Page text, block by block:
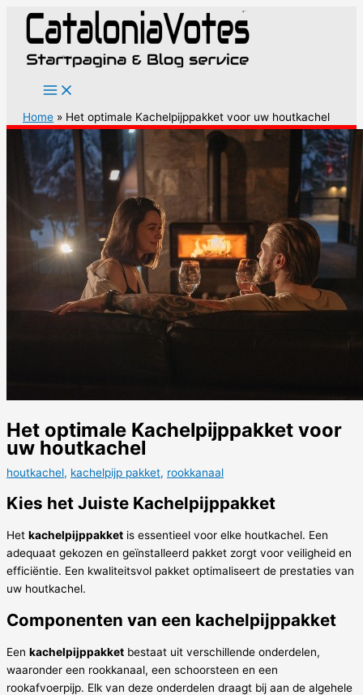
inhoud
Home Het optimale Kachelpijppakket voor uw houtkachel
Het optimale Kachelpijppakket voor
uw houtkachel
houtkachel, kachelpijp pakket, rookkanaal
Kies het Juiste Kachelpijppakket
Het kachelpijppakket is essentieel voor elke houtkachel. Een
adequaat gekozen en geïnstalleerd pakket zorgt voor veiligheid en
efficiëntie. Een kwaliteitsvol pakket optimaliseert de prestaties van
uw houtkachel.
Componenten van een kachelpijppakket
Een kachelpijppakket bestaat uit verschillende onderdelen,
waaronder een rookkanaal, een schoorsteen en een
rookafvoerpijp. Elk van deze onderdelen draagt bij aan de algehele